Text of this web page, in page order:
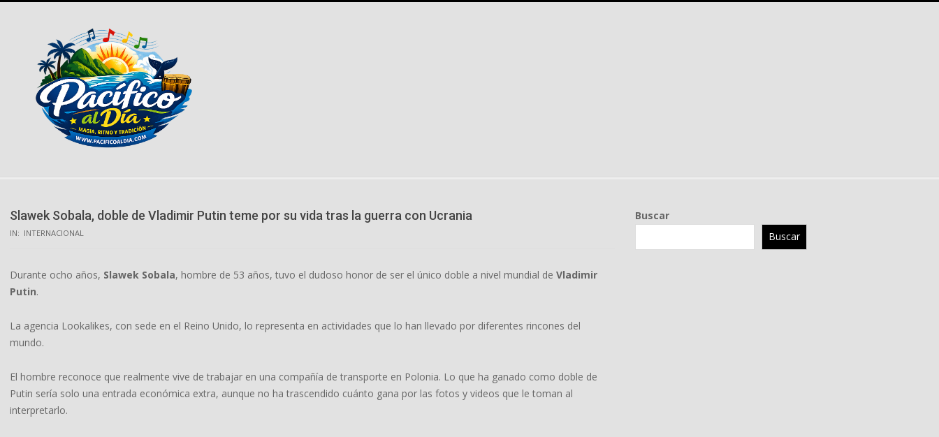
Slawek Sobala, doble de Vladimir Putin teme por su vida tras la guerra con Ucrania
IN: INTERNACIONAL
Durante ocho años, Slawek Sobala, hombre de 53 años, tuvo el dudoso honor de ser el único doble a nivel mundial de Vladimir
Putin.
La agencia Lookalikes, con sede en el Reino Unido, lo representa en actividades que lo han llevado por diferentes rincones del
mundo.
El hombre reconoce que realmente vive de trabajar en una compañía de transporte en Polonia. Lo que ha ganado como doble de
Putin sería solo una entrada económica extra, aunque no ha trascendido cuánto gana por las fotos y videos que le toman al
interpretarlo.
Buscar
Buscar